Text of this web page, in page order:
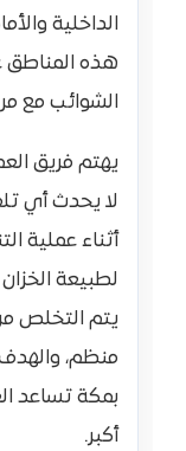
الداخلية
هذه المناطق
الشوائب مع
يهتم فريق
لا يحدث أي
أثناء عملية
لطبيعة
يتم التخلص
منظم،
بمكة تساعد
أكبر.